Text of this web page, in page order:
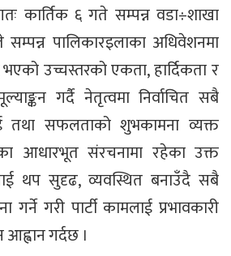
कार्तिक ६ गते सम्पन्न वडा÷शाखा
पालिकारइलाका अधिवेशनमा
उच्चस्तरको एकता, हार्दिकता र
गर्दै नेतृत्वमा निर्वाचित सबै
तथा सफलताको शुभकामना व्यक्त
आधारभूत संरचनामा रहेका उक्त
थप सुदृढ, व्यवस्थित बनाउँदै सबै
गरी पार्टी कामलाई प्रभावकारी
गर्दछ ।